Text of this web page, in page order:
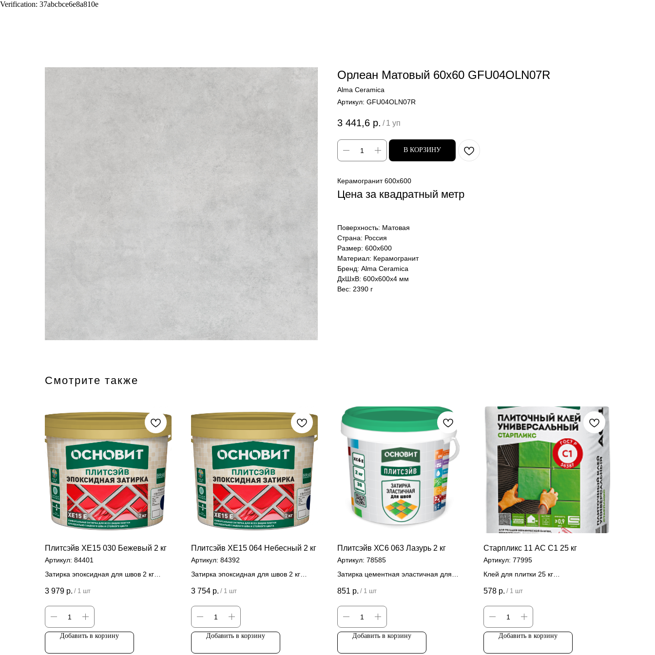
Verification: 37abcbce6e8a810e
Орлеан Матовый 60x60 GFU04OLN07R
Alma Ceramica
Артикул: GFU04OLN07R
3 441,6 р. / 1 уп
В КОРЗИНУ
Керамогранит 600x600
Цена за квадратный метр
Поверхность: Матовая
Страна: Россия
Размер: 600x600
Материал: Керамогранит
Бренд: Alma Ceramica
ДxШxВ: 600x600x4 мм
Вес: 2390 г
Смотрите также
Плитсэйв ХЕ15 030 Бежевый 2 кг
Артикул: 84401
Затирка эпоксидная для швов 2 кг
Цена за штуку
3 979 р. / 1 шт
Добавить в корзину
Плитсэйв ХЕ15 064 Небесный 2 кг
Артикул: 84392
Затирка эпоксидная для швов 2 кг
Цена за штуку
3 754 р. / 1 шт
Добавить в корзину
Плитсэйв ХС6 063 Лазурь 2 кг
Артикул: 78585
Затирка цементная эластичная для
Цена за штуку
851 р. / 1 шт
Добавить в корзину
Старпликс 11 АС C1 25 кг
Артикул: 77995
Клей для плитки 25 кг
Цена за штуку
578 р. / 1 шт
Добавить в корзину